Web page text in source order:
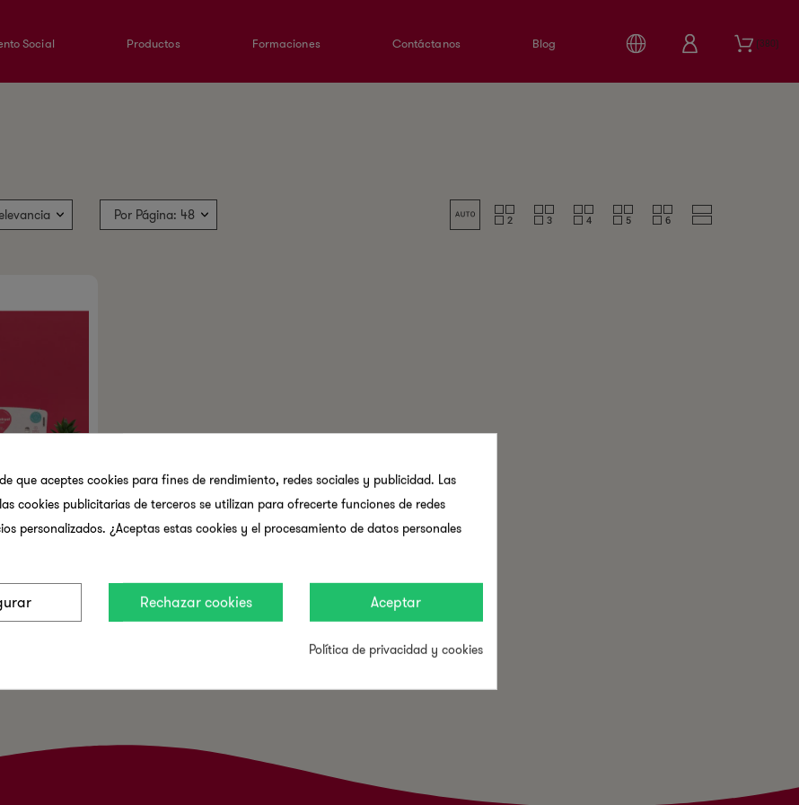
Social Productos Formaciones Contáctanos Blog 380
Por Página: 48
Tamaño
que aceptes cookies para fines de rendimiento, redes sociales y publicidad. Las
cookies publicitarias de terceros se utilizan para ofrecerte funciones de redes
personalizados. ¿Aceptas estas cookies y el procesamiento de datos personales
Aceptar
Rechazar cookies
Política de privacidad y cookies